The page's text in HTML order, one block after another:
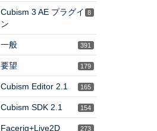
8
Cubism 3 AE プラグイ
ン
391
一般
179
要望
165
Cubism Editor 2.1
154
Cubism SDK 2.1
273
Facerig+Live2D